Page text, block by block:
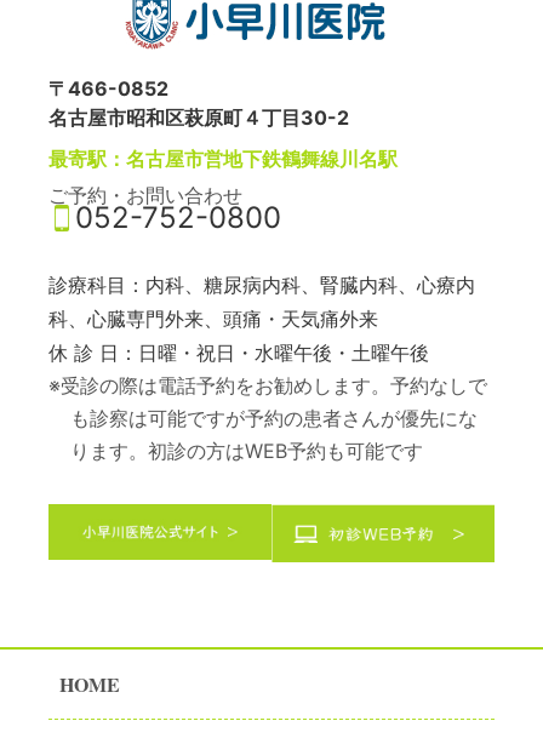
〒466-0852
名古屋市昭和区萩原町４丁目30-2
最寄駅：名古屋市営地下鉄鶴舞線川名駅
ご予約・お問い合わせ
052-752-0800
診療科目：内科、糖尿病内科、腎臓内科、心療内
科、心臓専門外来、頭痛・天気痛外来
休 診 日：日曜・祝日・水曜午後・土曜午後
※受診の際は電話予約をお勧めします。予約なしで
も診察は可能ですが予約の患者さんが優先にな
ります。初診の方はWEB予約も可能です
HOME